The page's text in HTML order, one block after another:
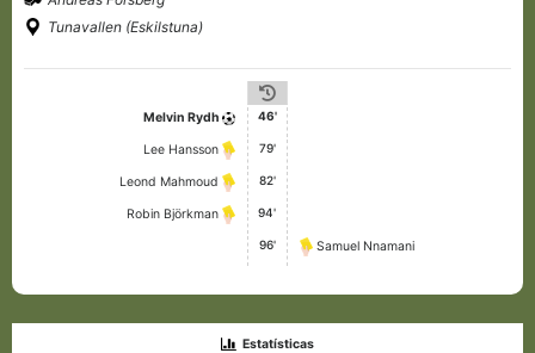
Tunavallen (Eskilstuna)
Melvin Rydh 46'
Lee Hansson 79'
Leond Mahmoud 82'
Robin Björkman 94'
96' Samuel Nnamani
Estatísticas